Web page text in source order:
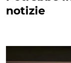
notizie